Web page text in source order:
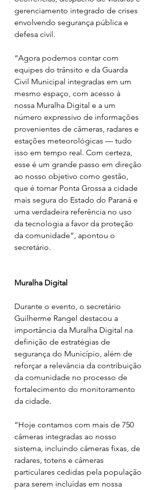
gerenciamento integrado de crises
envolvendo segurança pública e
defesa civil.
“Agora podemos contar com
equipes do trânsito e da Guarda
Civil Municipal integradas em um
mesmo espaço, com acesso à
nossa Muralha Digital e a um
número expressivo de informações
provenientes de câmeras, radares e
estações meteorológicas — tudo
isso em tempo real. Com certeza,
esse é um grande passo em direção
ao nosso objetivo como gestão,
que é tornar Ponta Grossa a cidade
mais segura do Estado do Paraná e
uma verdadeira referência no uso
da tecnologia a favor da proteção
da comunidade”, apontou o
secretário.
Muralha Digital
Durante o evento, o secretário
Guilherme Rangel destacou a
importância da Muralha Digital na
definição de estratégias de
segurança do Município, além de
reforçar a relevância da contribuição
da comunidade no processo de
fortalecimento do monitoramento
da cidade.
“Hoje contamos com mais de 750
câmeras integradas ao nosso
sistema, incluindo câmeras fixas, de
radares, totens e câmeras
particulares cedidas pela população
para serem incluídas em nossa